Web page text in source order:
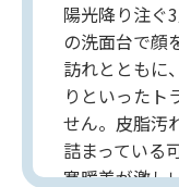
陽光降り注ぐ
の洗面台で顔
訪れとともに
りといったト
せん。皮脂汚
詰まっている
寒暖差が激し